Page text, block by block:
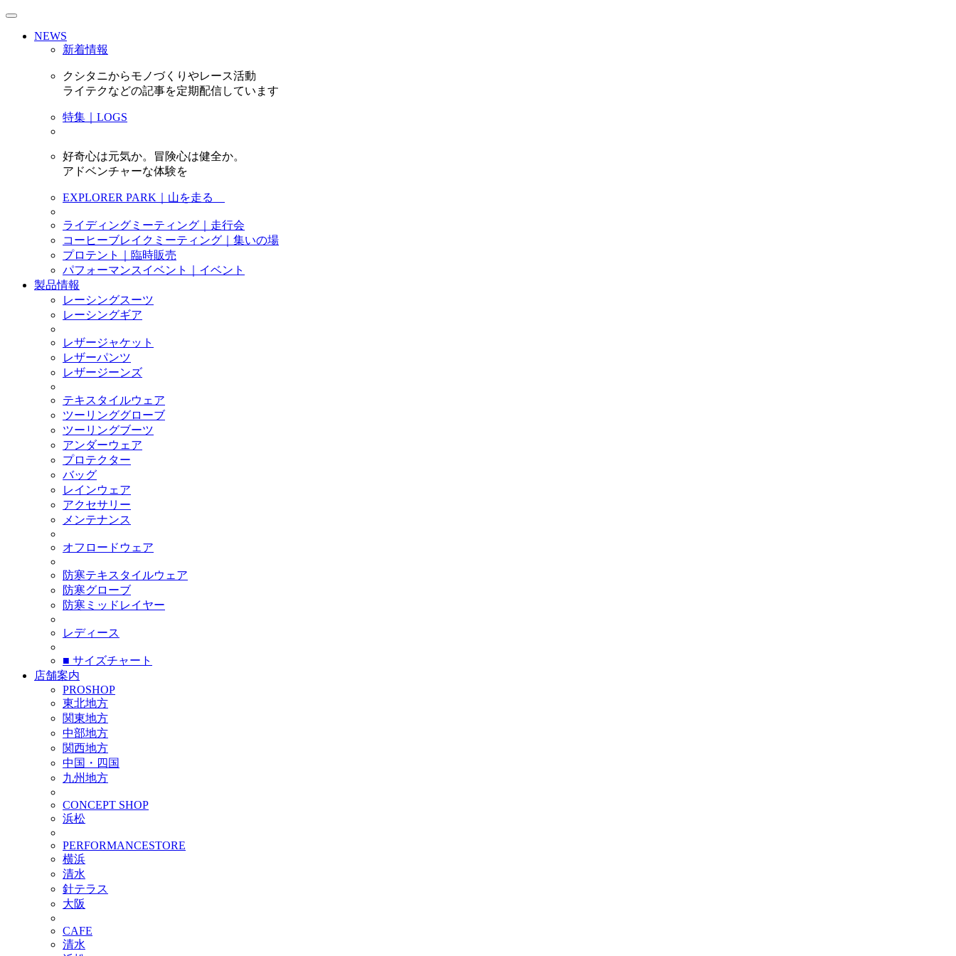
NEWS
新着情報
クシタニからモノづくりやレース活動
ライテクなどの記事を定期配信しています
特集｜LOGS
好奇心は元気か。冒険心は健全か。
アドベンチャーな体験を
EXPLORER PARK｜山を走る
ライディングミーティング｜走行会
コーヒーブレイクミーティング｜集いの場
プロテント｜臨時販売
パフォーマンスイベント｜イベント
製品情報
レーシングスーツ
レーシングギア
レザージャケット
レザーパンツ
レザージーンズ
テキスタイルウェア
ツーリンググローブ
ツーリングブーツ
アンダーウェア
プロテクター
バッグ
レインウェア
アクセサリー
メンテナンス
オフロードウェア
防寒テキスタイルウェア
防寒グローブ
防寒ミッドレイヤー
レディース
■ サイズチャート
店舗案内
PROSHOP
東北地方
関東地方
中部地方
関西地方
中国・四国
九州地方
CONCEPT SHOP
浜松
PERFORMANCESTORE
横浜
清水
針テラス
大阪
CAFE
清水